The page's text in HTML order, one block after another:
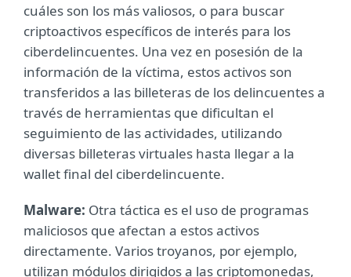
cuáles son los más valiosos, o para buscar
criptoactivos específicos de interés para los
ciberdelincuentes. Una vez en posesión de la
información de la víctima, estos activos son
transferidos a las billeteras de los delincuentes a
través de herramientas que dificultan el
seguimiento de las actividades, utilizando
diversas billeteras virtuales hasta llegar a la
wallet final del ciberdelincuente.
Malware: Otra táctica es el uso de programas
maliciosos que afectan a estos activos
directamente. Varios troyanos, por ejemplo,
utilizan módulos dirigidos a las criptomonedas,